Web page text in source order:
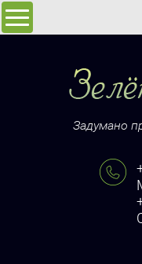
Задумано